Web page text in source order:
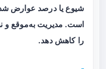
شیوع یا درصد عوارض
است. مدیریت به‌موقع و
را کاهش دهد.